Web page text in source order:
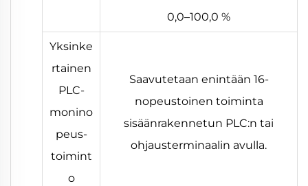
0,0–100,0 %
Yksinke
rtainen
PLC-
monino
peus-
toimint
o
Saavutetaan enintään 16-
nopeustoinen toiminta
sisäänrakennetun PLC:n tai
ohjausterminaalin avulla.